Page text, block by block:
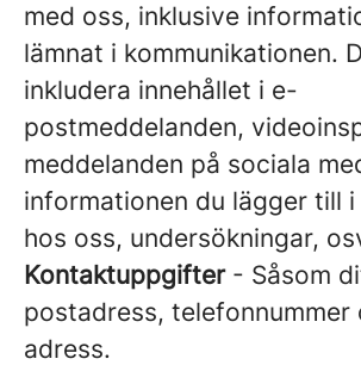
med oss, inklusive
lämnat i kommunikationen.
inkludera innehållet i e-
postmeddelanden,
meddelanden på sociala
informationen du lägger till
hos oss, undersökningar,
Kontaktuppgifter- Såsom
postadress, telefonnummer
adress.